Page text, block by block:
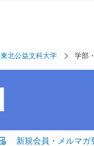
東北公益文科大学 学部
新規会員・メルマガ